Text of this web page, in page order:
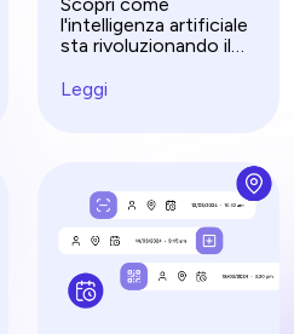
l'intelligenza artificiale
sta rivoluzionando il
di attrezzature con
futuro del noleggio.
Leggi